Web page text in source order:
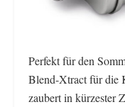
Perfekt für den
Blend-Xtract für die
zaubert in kürzester